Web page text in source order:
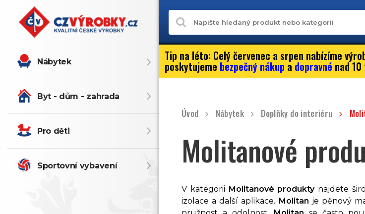
Nábytek
Byt - dům - zahrada
Pro děti
Sportovní vybavení
Tip na léto: Celý červenec a srpen nabízíme
poskytujeme bezpečný nákup a dopravné nad
Úvod Nábytek Doplňky do interiéru
Molitanové
V kategorii Molitanové produkty najdete
izolace a další aplikace. Molitan je pěnový